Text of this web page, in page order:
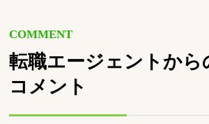
COMMENT
転職エージェントから
コメント